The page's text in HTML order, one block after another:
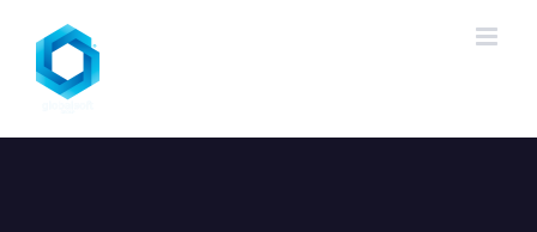
content